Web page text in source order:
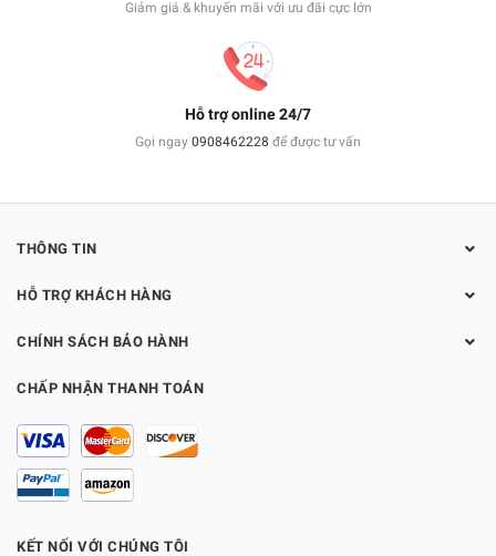
Giảm giá & khuyến mãi với ưu đãi cực lớn
Hỗ trợ online 24/7
Gọi ngay 0908462228 để được tư vấn
THÔNG TIN
HỖ TRỢ KHÁCH HÀNG
CHÍNH SÁCH BẢO HÀNH
CHẤP NHẬN THANH TOÁN
KẾT NỐI VỚI CHÚNG TÔI